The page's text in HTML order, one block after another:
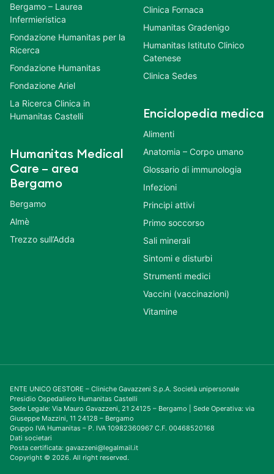
Bergamo – Laurea
Infermieristica
Fondazione Humanitas per la
Ricerca
Fondazione Humanitas
Fondazione Ariel
La Ricerca Clinica in
Humanitas Castelli
Humanitas Medical
Care – area
Bergamo
Bergamo
Almè
Trezzo sull’Adda
Clinica Fornaca
Humanitas Gradenigo
Humanitas Istituto Clinico
Catenese
Clinica Sedes
Enciclopedia medica
Alimenti
Anatomia – Corpo umano
Glossario di immunologia
Infezioni
Principi attivi
Primo soccorso
Sali minerali
Sintomi e disturbi
Strumenti medici
Vaccini (vaccinazioni)
Vitamine
ENTE UNICO GESTORE – Cliniche Gavazzeni S.p.A. Società unipersonale
Presidio Ospedaliero Humanitas Castelli
Sede Legale: Via Mauro Gavazzeni, 21 24125 – Bergamo | Sede Operativa: via
Giuseppe Mazzini, 11 24128 – Bergamo
Gruppo IVA Humanitas – P. IVA 10982360967 C.F. 00468520168
Dati societari
Posta certificata: gavazzeni@legalmail.it
Copyright © 2026. All right reserved.